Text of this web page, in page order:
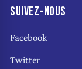
SUIVEZ-NOUS
Facebook
Twitter